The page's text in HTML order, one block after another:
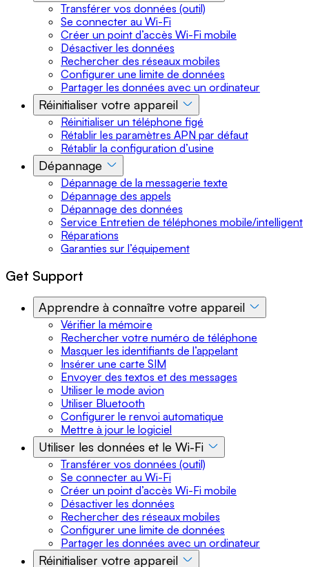
Transférer vos données (outil)
Se connecter au Wi-Fi
Créer un point d’accès Wi-Fi mobile
Désactiver les données
Rechercher des réseaux mobiles
Configurer une limite de données
Partager les données avec un ordinateur
Réinitialiser votre appareil
Réinitialiser un téléphone figé
Rétablir les paramètres APN par défaut
Rétablir la configuration d’usine
Dépannage
Dépannage de la messagerie texte
Dépannage des appels
Dépannage des données
Service Entretien de téléphones mobile/intelligent
Réparations
Garanties sur l’équipement
Get Support
Apprendre à connaître votre appareil
Vérifier la mémoire
Rechercher votre numéro de téléphone
Masquer les identifiants de l’appelant
Insérer une carte SIM
Envoyer des textos et des messages
Utiliser le mode avion
Utiliser Bluetooth
Configurer le renvoi automatique
Mettre à jour le logiciel
Utiliser les données et le Wi-Fi
Transférer vos données (outil)
Se connecter au Wi-Fi
Créer un point d’accès Wi-Fi mobile
Désactiver les données
Rechercher des réseaux mobiles
Configurer une limite de données
Partager les données avec un ordinateur
Réinitialiser votre appareil